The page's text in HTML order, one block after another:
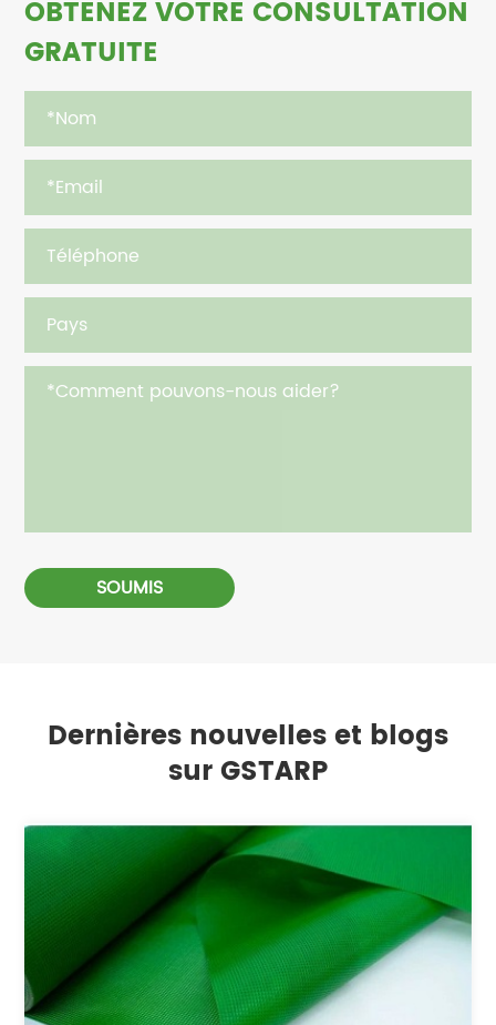
OBTENEZ VOTRE CONSULTATION
GRATUITE
SOUMIS
Dernières nouvelles et blogs
sur GSTARP